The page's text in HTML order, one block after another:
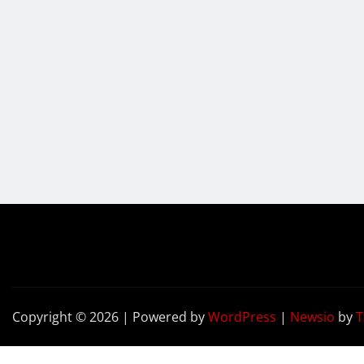
Copyright © 2026 | Powered byWordPress | Newsio by